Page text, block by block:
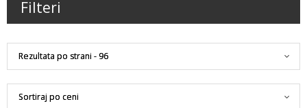
Filteri